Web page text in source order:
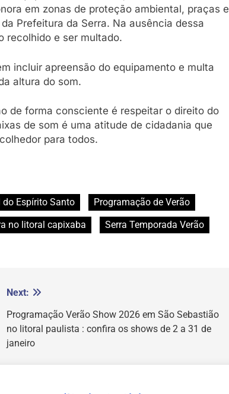
em zonas de proteção ambiental, praças e
Prefeitura da Serra. Na ausência dessa
recolhido e ser multado.
incluir apreensão do equipamento e multa
altura do som.
de forma consciente é respeitar o direito do
de som é uma atitude de cidadania que
para todos.
do Espírito Santo
Programação de Verão
no litoral capixaba
Serra Temporada Verão
Next:
Programação Verão Show 2026 em São Sebastião
no litoral paulista : confira os shows de 2 a 31 de
janeiro